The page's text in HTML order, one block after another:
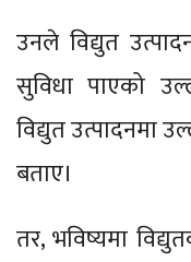
उनले विद्युत
सुविधा पाएको
विद्युत उत्पादनमा
बताए।
तर, भविष्यमा